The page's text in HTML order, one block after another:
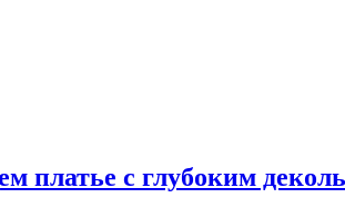
платье с глубоким